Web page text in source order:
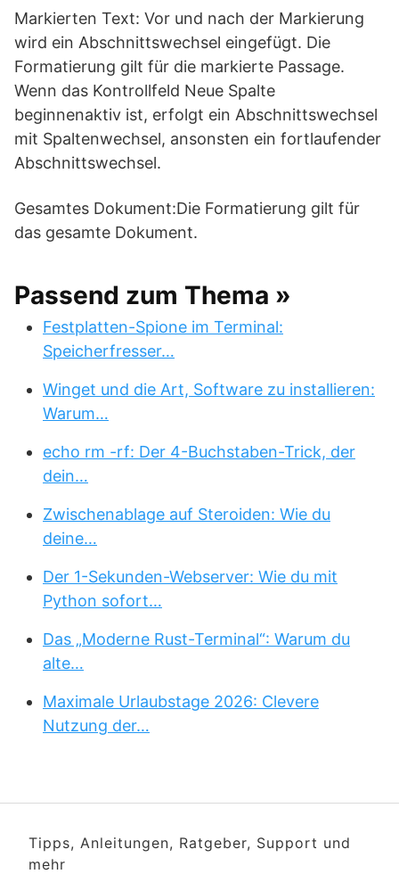
Markierten Text: Vor und nach der Markierung
wird ein Abschnittswechsel eingefügt. Die
Formatierung gilt für die markierte Passage.
Wenn das Kontrollfeld Neue Spalte
beginnenaktiv ist, erfolgt ein Abschnittswechsel
mit Spaltenwechsel, ansonsten ein fortlaufender
Abschnittswechsel.
Gesamtes Dokument:Die Formatierung gilt für
das gesamte Dokument.
Passend zum Thema »
Festplatten-Spione im Terminal:
Speicherfresser…
Winget und die Art, Software zu installieren:
Warum…
echo rm -rf: Der 4-Buchstaben-Trick, der
dein…
Zwischenablage auf Steroiden: Wie du
deine…
Der 1-Sekunden-Webserver: Wie du mit
Python sofort…
Das „Moderne Rust-Terminal“: Warum du
alte…
Maximale Urlaubstage 2026: Clevere
Nutzung der…
Tipps, Anleitungen, Ratgeber, Support und
mehr